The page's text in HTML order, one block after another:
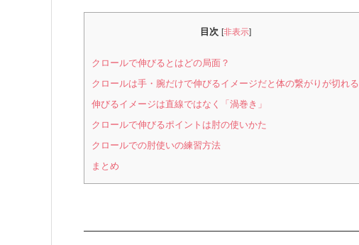
目次 [非表示]
クロールで伸びるとはどの局面？
クロールは手・腕だけで伸びるイメージだと体の繋がりが切れる
伸びるイメージは直線ではなく「渦巻き」
クロールで伸びるポイントは肘の使いかた
クロールでの肘使いの練習方法
まとめ